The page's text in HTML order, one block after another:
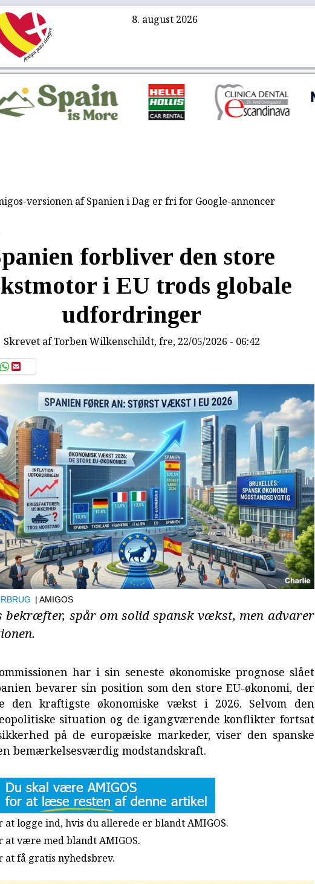
8. august 2026
versionen af Spanien i Dag er fri for Google-annoncer
forbliver den store
i EU trods globale
udfordringer
Skrevet afTorben Wilkenschildt, fre, 22/05/2026 - 06:42
| AMIGOS
bekræfter, spår om solid spansk vækst, men advarer
har i sin seneste økonomiske prognose slået
bevarer sin position som den store EU-økonomi, der
den kraftigste økonomiske vækst i 2026. Selvom den
situation og de igangværende konflikter fortsat
på de europæiske markeder, viser den spanske
bemærkelsesværdig modstandskraft.
logge ind, hvis du allerede er blandt AMIGOS.
være med blandt AMIGOS.
at få gratis nyhedsbrev.